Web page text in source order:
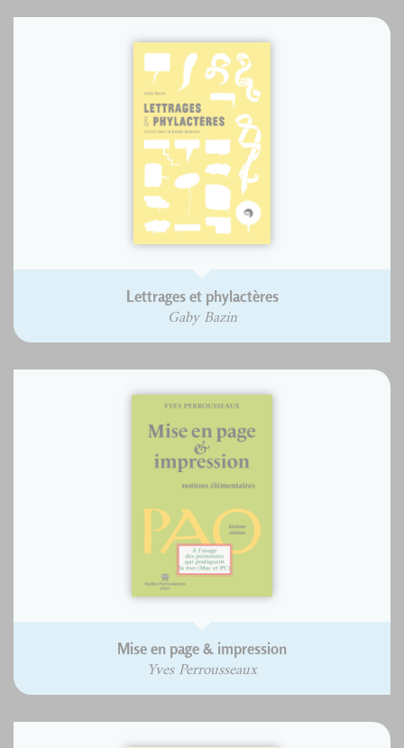
Lettrages et phylactères
Gaby Bazin
Mise en page & impression
Yves Perrousseaux